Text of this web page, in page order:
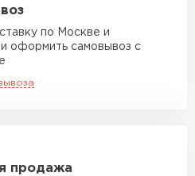
м3
от 7 000 руб
м
по Москве и
оформить самовывоз с
продажа